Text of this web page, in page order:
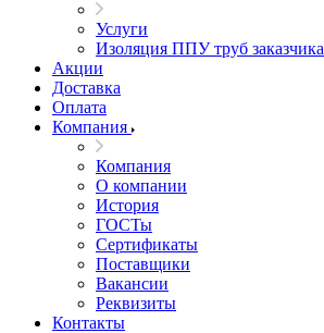
Услуги
Изоляция ППУ труб заказчика
Акции
Доставка
Оплата
Компания
Компания
О компании
История
ГОСТы
Сертификаты
Поставщики
Вакансии
Реквизиты
Контакты